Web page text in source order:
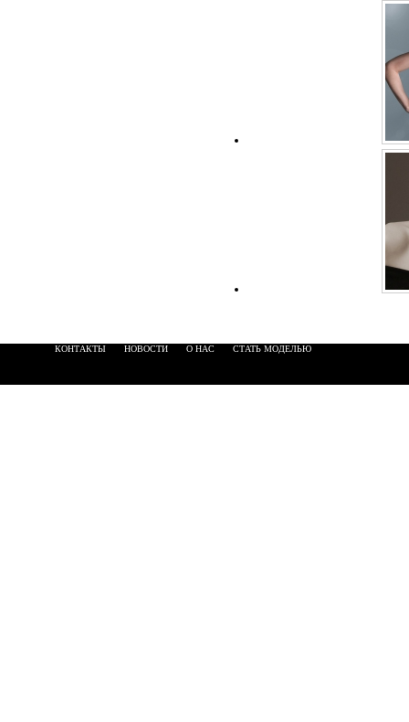
КОНТАКТЫ НОВОСТИ О НАС СТАТЬ МОДЕЛЬЮ